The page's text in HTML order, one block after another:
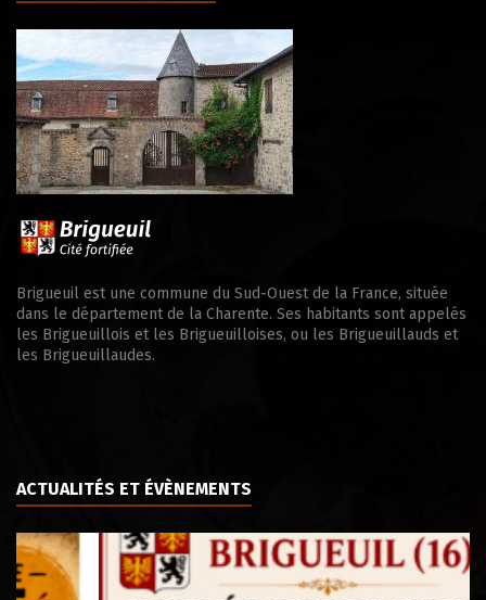
Brigueuil est une commune du Sud-Ouest de la France, située
dans le département de la Charente. Ses habitants sont appelés
les Brigueuillois et les Brigueuilloises, ou les Brigueuillauds et
les Brigueuillaudes.
ACTUALITÉS ET ÉVÈNEMENTS